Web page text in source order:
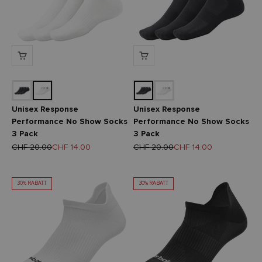
Unisex Response
Performance No Show Socks
3 Pack
Regulärer Preis
CHF 20.00Angebot
CHF 14.00
Unisex Response
Performance No Show Socks
3 Pack
Regulärer Preis
CHF 20.00Angebot
CHF 14.00
30% RABATT 30% RABATT